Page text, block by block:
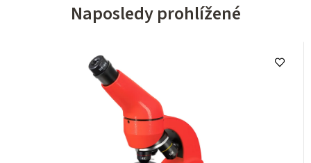
Naposledy prohlížené